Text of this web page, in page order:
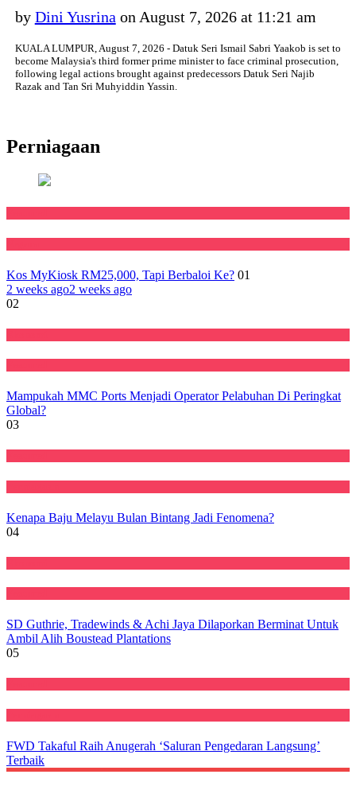
by Dini Yusrina on August 7, 2026 at 11:21 am
KUALA LUMPUR, August 7, 2026 - Datuk Seri Ismail Sabri Yaakob is set to
become Malaysia's third former prime minister to face criminal prosecution,
following legal actions brought against predecessors Datuk Seri Najib
Razak and Tan Sri Muhyiddin Yassin.
Perniagaan
Kos MyKiosk RM25,000, Tapi Berbaloi Ke? 01
2 weeks ago2 weeks ago
02
Mampukah MMC Ports Menjadi Operator Pelabuhan Di Peringkat
Global?
03
Kenapa Baju Melayu Bulan Bintang Jadi Fenomena?
04
SD Guthrie, Tradewinds & Achi Jaya Dilaporkan Berminat Untuk
Ambil Alih Boustead Plantations
05
FWD Takaful Raih Anugerah ‘Saluran Pengedaran Langsung’
Terbaik